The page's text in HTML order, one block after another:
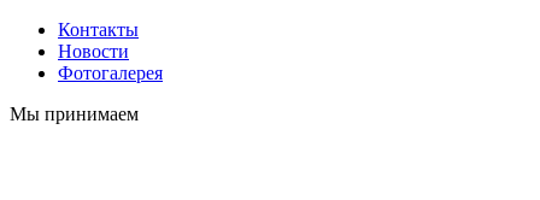
Контакты
Новости
Фотогалерея
Мы принимаем